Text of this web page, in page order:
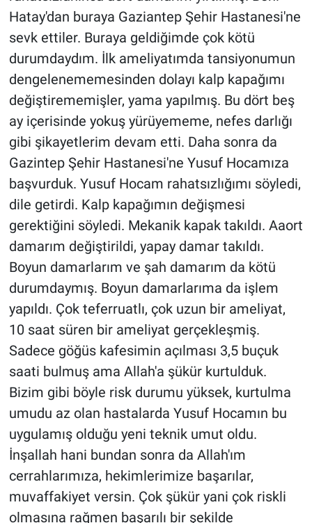
Hatay'dan buraya Gaziantep Şehir Hastanesi'ne
sevk ettiler. Buraya geldiğimde çok kötü
durumdaydım. İlk ameliyatımda tansiyonumun
dengelenememesinden dolayı kalp kapağımı
değiştirememişler, yama yapılmış. Bu dört beş
ay içerisinde yokuş yürüyememe, nefes darlığı
gibi şikayetlerim devam etti. Daha sonra da
Gazintep Şehir Hastanesi'ne Yusuf Hocamıza
başvurduk. Yusuf Hocam rahatsızlığımı söyledi,
dile getirdi. Kalp kapağımın değişmesi
gerektiğini söyledi. Mekanik kapak takıldı. Aaort
damarım değiştirildi, yapay damar takıldı.
Boyun damarlarım ve şah damarım da kötü
durumdaymış. Boyun damarlarıma da işlem
yapıldı. Çok teferruatlı, çok uzun bir ameliyat,
10 saat süren bir ameliyat gerçekleşmiş.
Sadece göğüs kafesimin açılması 3,5 buçuk
saati bulmuş ama Allah'a şükür kurtulduk.
Bizim gibi böyle risk durumu yüksek, kurtulma
umudu az olan hastalarda Yusuf Hocamın bu
uygulamış olduğu yeni teknik umut oldu.
İnşallah hani bundan sonra da Allah'ım
cerrahlarımıza, hekimlerimize başarılar,
muvaffakiyet versin. Çok şükür yani çok riskli
olmasına rağmen başarılı bir şekilde